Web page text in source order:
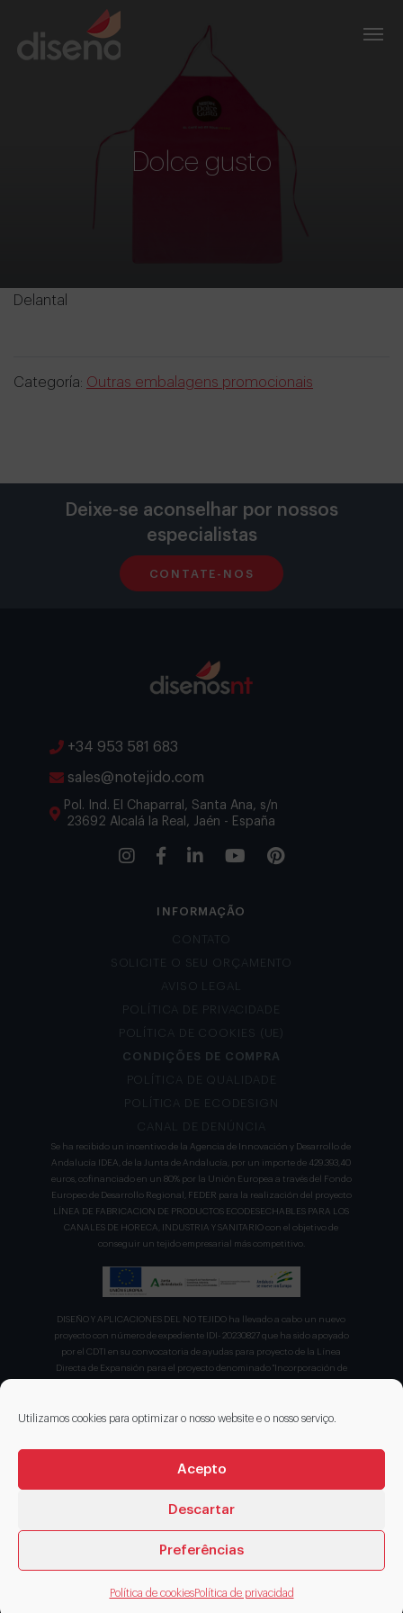
Utilizamos cookies para optimizar o nosso website e o nosso serviço.
Acepto
Descartar
Preferências
Política de cookiesPolítica de privacidad
Dolce gusto
Delantal
Categoría: Outras embalagens promocionais
Deixe-se aconselhar por nossos
especialistas
CONTATE-NOS
+34 953 581 683
sales@notejido.com
Pol. Ind. El Chaparral, Santa Ana, s/n
23692 Alcalá la Real, Jaén - España
INFORMAÇÃO
CONTATO
SOLICITE O SEU ORÇAMENTO
AVISO LEGAL
POLÍTICA DE PRIVACIDADE
POLÍTICA DE COOKIES (UE)
CONDIÇÕES DE COMPRA
POLÍTICA DE QUALIDADE
POLÍTICA DE ECODESIGN
CANAL DE DENÚNCIA
Se ha recibido un incentivo de la Agencia de Innovación y Desarrollo de
Andalucía IDEA, de la Junta de Andalucía, por un importe de 429.393,40
euros, cofinanciado en un 80% por la Unión Europea a través del Fondo
Europeo de Desarrollo Regional, FEDER para la realización del proyecto
LÍNEA DE FABRICACION DE PRODUCTOS ECODESECHABLES PARA LOS
CANALES DE HORECA, INDUSTRIA Y SANITARIO con el objetivo de
conseguir un tejido empresarial más competitivo.
DISEÑO Y APLICACIONES DEL NO TEJIDO ha llevado a cabo un nuevo
proyecto con número de expediente IDI- 20230827 que ha sido apoyado
por el CDTI en su convocatoria de ayudas para proyecto de la Línea
Directa de Expansión para el proyecto denominado "Incorporación de
recibiendo en concepto de ayuda parcialmente reembolsable un 75%
© 2026 DISENOS NT